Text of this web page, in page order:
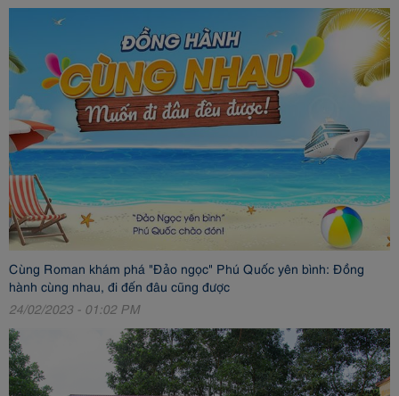
Cùng Roman khám phá "Đảo ngọc" Phú Quốc yên bình: Đồng
hành cùng nhau, đi đến đâu cũng được
24/02/2023 - 01:02 PM